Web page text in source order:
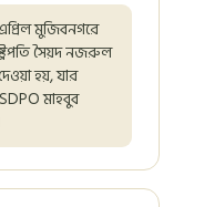
মুজিবনগরে
সৈয়দ নজরুল
হয়, যার
মাহবুব